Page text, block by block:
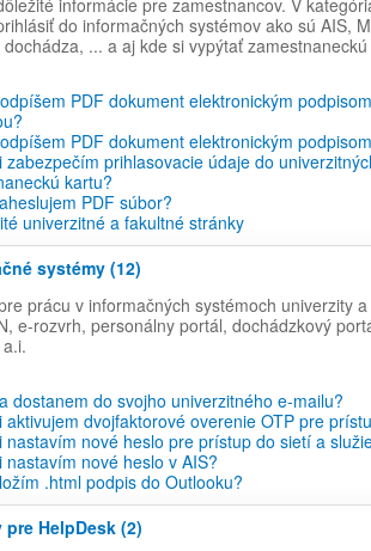
informácie pre zamestnancov. V
do informačných systémov ako sú AIS,
... a aj kde si vypýtať
PDF dokument elektronickým
PDF dokument elektronickým
zabezpečím prihlasovacie údaje do
kartu?
PDF súbor?
univerzitné a fakultné stránky
systémy (12)
prácu v informačných systémoch univerzity
e-rozvrh, personálny portál, dochádzkový
dostanem do svojho univerzitného e-mailu?
aktivujem dvojfaktorové overenie OTP pre
nastavím nové heslo pre prístup do sietí a
nastavím nové heslo v AIS?
.html podpis do Outlooku?
pre HelpDesk (2)